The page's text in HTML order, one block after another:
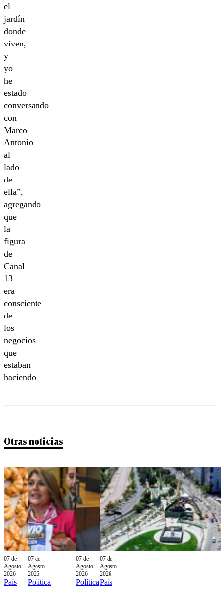
el
jardín
donde
viven,
y
yo
he
estado
conversando
con
Marco
Antonio
al
lado
de
ella”,
agregando
que
la
figura
de
Canal
13
era
consciente
de
los
negocios
que
estaban
haciendo.
Otras noticias
07 de
Agosto
2026
País
07 de
Agosto
2026
Política
07 de
Agosto
2026
Política
07 de
Agosto
2026
País